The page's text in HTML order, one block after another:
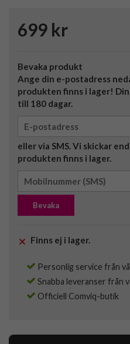
699 kr
Bevaka produkt
Ange din e-postadress
produkten finns i lager!
till 180 dagar.
eller via SMS. Vi skickar
produkten finns i lager.
Bevaka
Finns ej i lager.
Personlig service från
Snabba leveranser från
Officiell Comviq-butik